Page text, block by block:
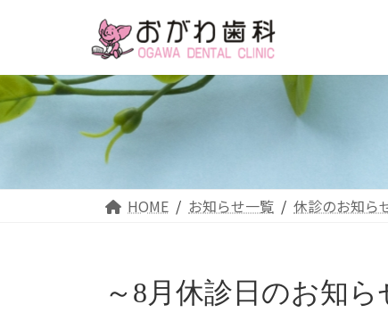
ン
ツ
へ
ー
シ
ョ
HOME お知らせ一覧 休診のお知ら
～8月休診日のお知ら